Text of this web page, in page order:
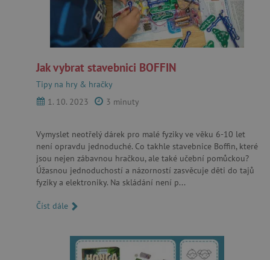
Jak vybrat stavebnici BOFFIN
Tipy na hry & hračky
1. 10. 2023
3 minuty
Vymyslet neotřelý dárek pro malé fyziky ve věku 6-10 let
není opravdu jednoduché. Co takhle stavebnice Boffin, které
jsou nejen zábavnou hračkou, ale také učební pomůckou?
Úžasnou jednoduchostí a názorností zasvěcuje děti do tajů
fyziky a elektroniky. Na skládání není p...
Číst dále